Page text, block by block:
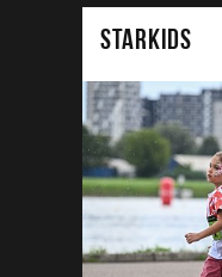
STARKIDS